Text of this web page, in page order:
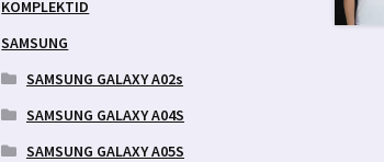
KOMPLEKTID
SAMSUNG
SAMSUNG GALAXY A02s
SAMSUNG GALAXY A04S
SAMSUNG GALAXY A05S